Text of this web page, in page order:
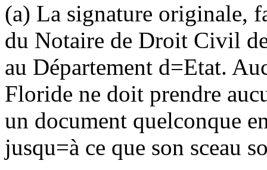
(a) La signature originale,
du Notaire de Droit Civil
au Département d=Etat.
Floride ne doit prendre
un document quelconque
jusqu=à ce que son sceau